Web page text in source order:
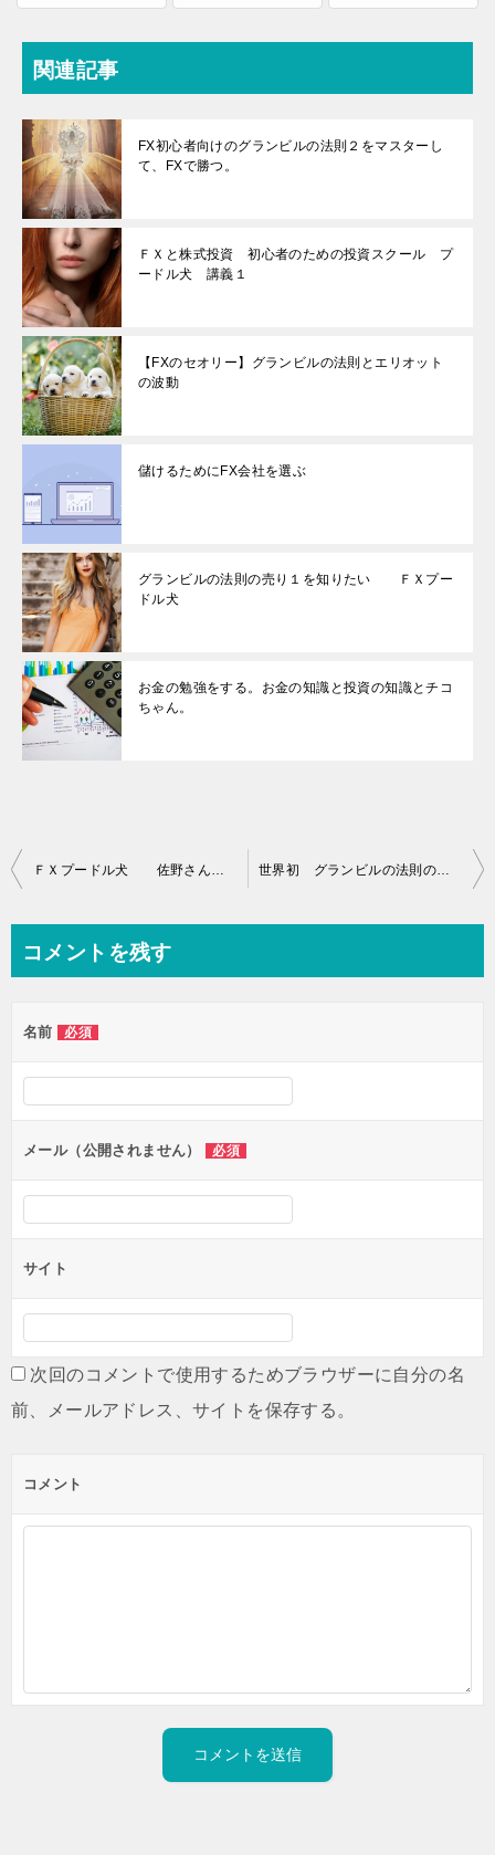
関連記事
FX初心者向けのグランビルの法則２をマスターし
て、FXで勝つ。
ＦＸと株式投資 初心者のための投資スクール プ
ードル犬 講義１
【FXのセオリー】グランビルの法則とエリオット
の波動
儲けるためにFX会社を選ぶ
グランビルの法則の売り１を知りたい ＦＸプー
ドル犬
お金の勉強をする。お金の知識と投資の知識とチコ
ちゃん。
投
ビ
ー
シ
ン
ＦＸプードル犬 佐野さん損切りでした。 世界初 グランビルの法則の真実
コメントを残す
名前 必須
メール（公開されません） 必須
サイト
次回のコメントで使用するためブラウザーに自分の名
前、メールアドレス、サイトを保存する。
コメント